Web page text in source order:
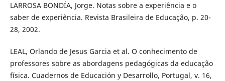
LARROSA BONDÍA, Jorge. Notas sobre a experiência e o
saber de experiência. Revista Brasileira de Educação, p. 20-
28, 2002.
LEAL, Orlando de Jesus Garcia et al. O conhecimento de
professores sobre as abordagens pedagógicas da educação
física. Cuadernos de Educación y Desarrollo, Portugal, v. 16,